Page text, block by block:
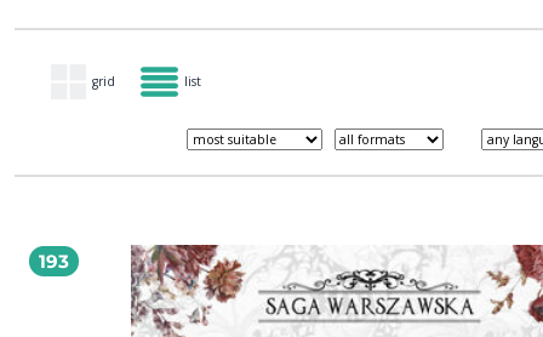
grid list
193